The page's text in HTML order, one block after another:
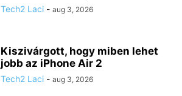
Tech2 Laci - aug 3, 2026
Kiszivárgott, hogy miben lehet
jobb az iPhone Air 2
Tech2 Laci - aug 3, 2026